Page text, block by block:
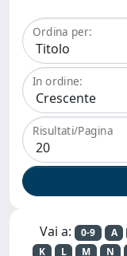
Ordina per:
In ordine:
Risultati/Pagina
Vai a: 0-9 A
K
L M N